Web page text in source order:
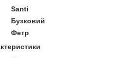
Santi
Бузковий
Фетр